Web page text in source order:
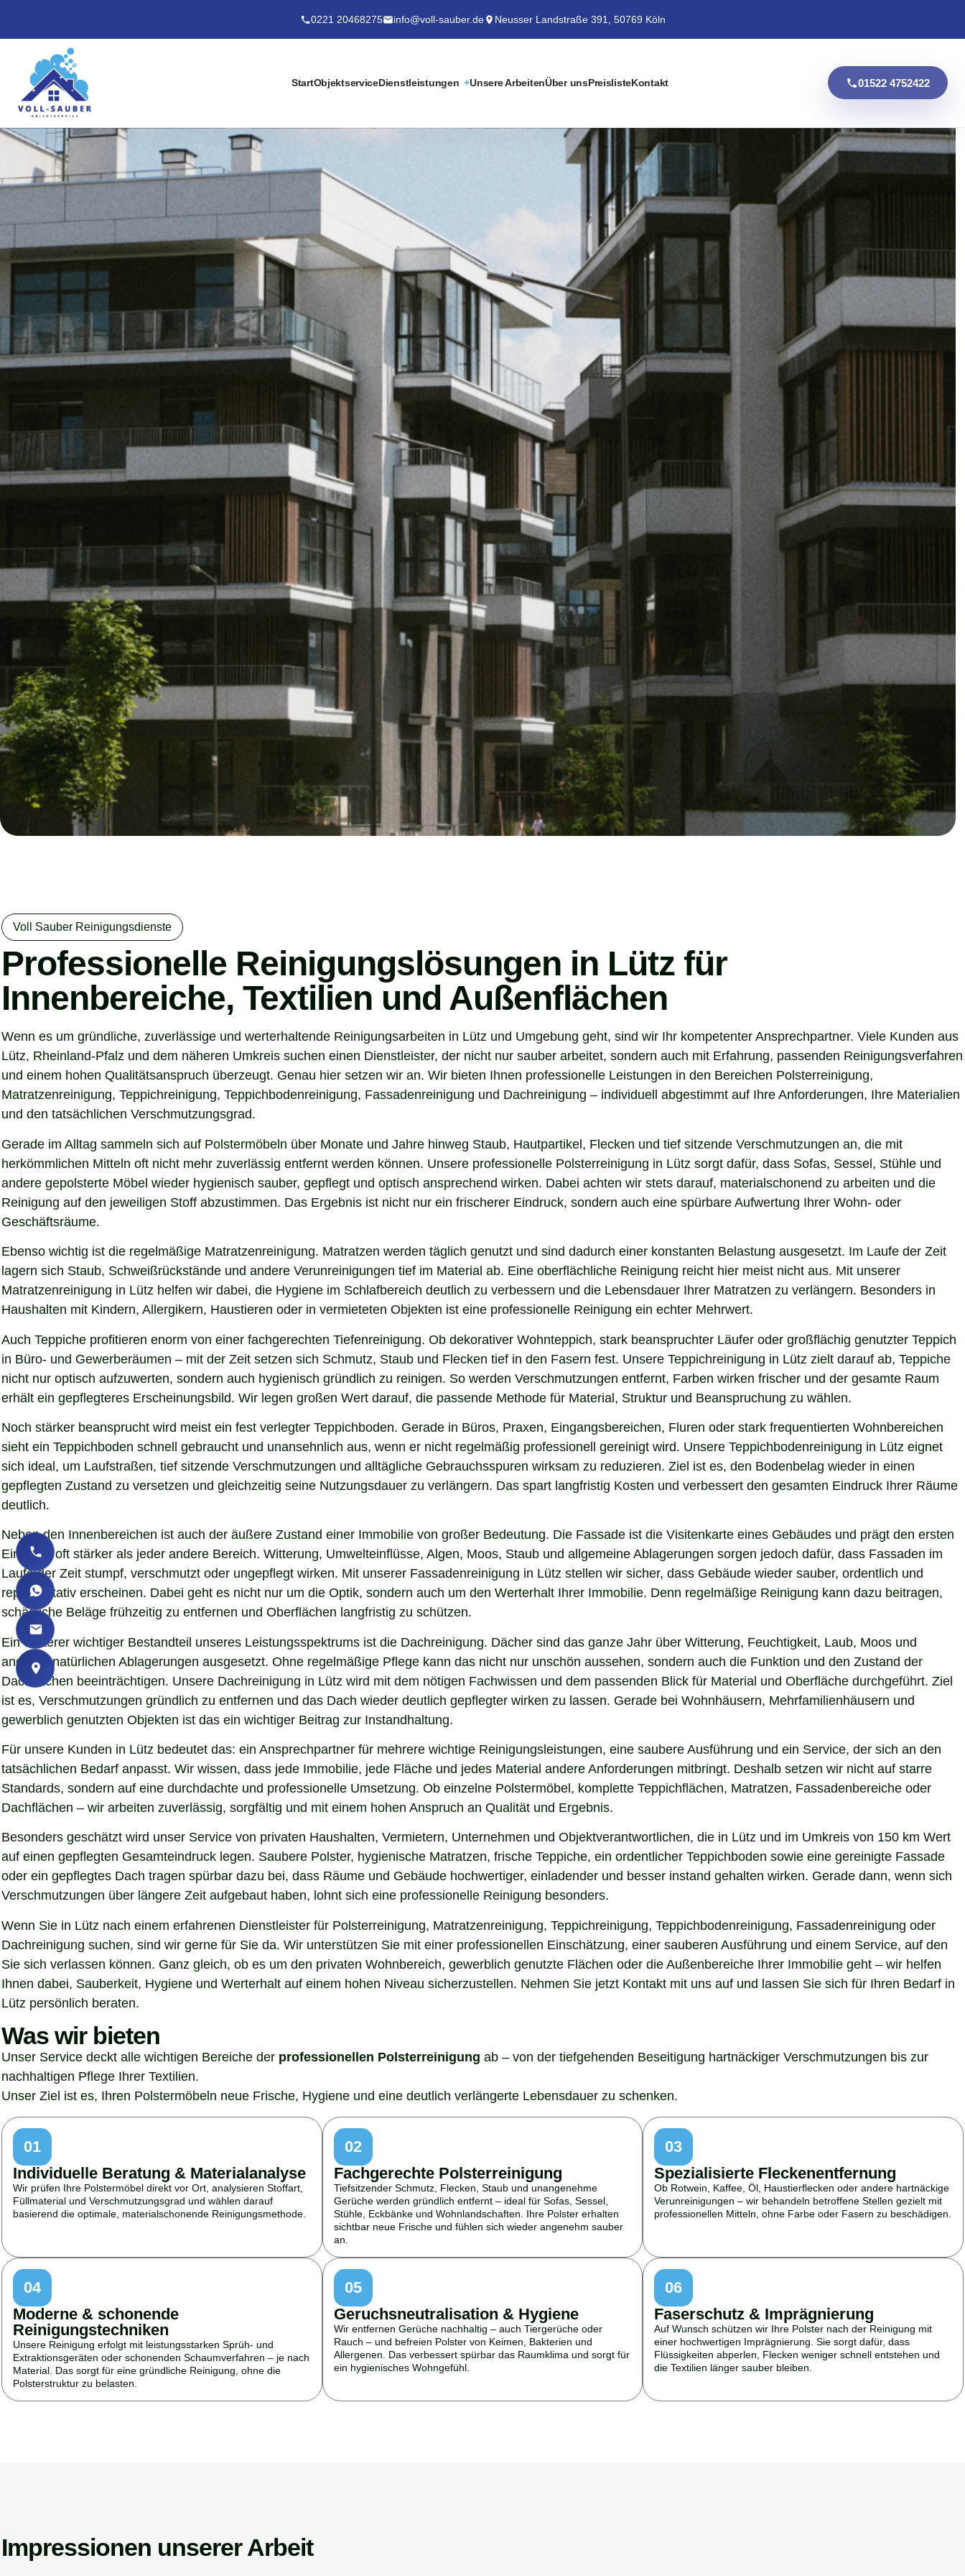
0221 20468275 info@voll-sauber.de Neusser Landstraße 391, 50769 Köln
StartObjektserviceDienstleistungen Unsere ArbeitenÜber unsPreislisteKontakt 01522 4752422
Voll Sauber Reinigungsdienste
Professionelle Reinigungslösungen in Lütz für
Innenbereiche, Textilien und Außenflächen
Wenn es um gründliche, zuverlässige und werterhaltende Reinigungsarbeiten in Lütz und Umgebung geht, sind wir Ihr kompetenter Ansprechpartner. Viele Kunden aus
Lütz, Rheinland-Pfalz und dem näheren Umkreis suchen einen Dienstleister, der nicht nur sauber arbeitet, sondern auch mit Erfahrung, passenden Reinigungsverfahren
und einem hohen Qualitätsanspruch überzeugt. Genau hier setzen wir an. Wir bieten Ihnen professionelle Leistungen in den Bereichen Polsterreinigung,
Matratzenreinigung, Teppichreinigung, Teppichbodenreinigung, Fassadenreinigung und Dachreinigung – individuell abgestimmt auf Ihre Anforderungen, Ihre Materialien
und den tatsächlichen Verschmutzungsgrad.
Gerade im Alltag sammeln sich auf Polstermöbeln über Monate und Jahre hinweg Staub, Hautpartikel, Flecken und tief sitzende Verschmutzungen an, die mit
herkömmlichen Mitteln oft nicht mehr zuverlässig entfernt werden können. Unsere professionelle Polsterreinigung in Lütz sorgt dafür, dass Sofas, Sessel, Stühle und
andere gepolsterte Möbel wieder hygienisch sauber, gepflegt und optisch ansprechend wirken. Dabei achten wir stets darauf, materialschonend zu arbeiten und die
Reinigung auf den jeweiligen Stoff abzustimmen. Das Ergebnis ist nicht nur ein frischerer Eindruck, sondern auch eine spürbare Aufwertung Ihrer Wohn- oder
Geschäftsräume.
Ebenso wichtig ist die regelmäßige Matratzenreinigung. Matratzen werden täglich genutzt und sind dadurch einer konstanten Belastung ausgesetzt. Im Laufe der Zeit
lagern sich Staub, Schweißrückstände und andere Verunreinigungen tief im Material ab. Eine oberflächliche Reinigung reicht hier meist nicht aus. Mit unserer
Matratzenreinigung in Lütz helfen wir dabei, die Hygiene im Schlafbereich deutlich zu verbessern und die Lebensdauer Ihrer Matratzen zu verlängern. Besonders in
Haushalten mit Kindern, Allergikern, Haustieren oder in vermieteten Objekten ist eine professionelle Reinigung ein echter Mehrwert.
Auch Teppiche profitieren enorm von einer fachgerechten Tiefenreinigung. Ob dekorativer Wohnteppich, stark beanspruchter Läufer oder großflächig genutzter Teppich
in Büro- und Gewerberäumen – mit der Zeit setzen sich Schmutz, Staub und Flecken tief in den Fasern fest. Unsere Teppichreinigung in Lütz zielt darauf ab, Teppiche
nicht nur optisch aufzuwerten, sondern auch hygienisch gründlich zu reinigen. So werden Verschmutzungen entfernt, Farben wirken frischer und der gesamte Raum
erhält ein gepflegteres Erscheinungsbild. Wir legen großen Wert darauf, die passende Methode für Material, Struktur und Beanspruchung zu wählen.
Noch stärker beansprucht wird meist ein fest verlegter Teppichboden. Gerade in Büros, Praxen, Eingangsbereichen, Fluren oder stark frequentierten Wohnbereichen
sieht ein Teppichboden schnell gebraucht und unansehnlich aus, wenn er nicht regelmäßig professionell gereinigt wird. Unsere Teppichbodenreinigung in Lütz eignet
sich ideal, um Laufstraßen, tief sitzende Verschmutzungen und alltägliche Gebrauchsspuren wirksam zu reduzieren. Ziel ist es, den Bodenbelag wieder in einen
gepflegten Zustand zu versetzen und gleichzeitig seine Nutzungsdauer zu verlängern. Das spart langfristig Kosten und verbessert den gesamten Eindruck Ihrer Räume
deutlich.
Neben den Innenbereichen ist auch der äußere Zustand einer Immobilie von großer Bedeutung. Die Fassade ist die Visitenkarte eines Gebäudes und prägt den ersten
Eindruck oft stärker als jeder andere Bereich. Witterung, Umwelteinflüsse, Algen, Moos, Staub und allgemeine Ablagerungen sorgen jedoch dafür, dass Fassaden im
Laufe der Zeit stumpf, verschmutzt oder ungepflegt wirken. Mit unserer Fassadenreinigung in Lütz stellen wir sicher, dass Gebäude wieder sauber, ordentlich und
repräsentativ erscheinen. Dabei geht es nicht nur um die Optik, sondern auch um den Werterhalt Ihrer Immobilie. Denn regelmäßige Reinigung kann dazu beitragen,
schädliche Beläge frühzeitig zu entfernen und Oberflächen langfristig zu schützen.
Ein weiterer wichtiger Bestandteil unseres Leistungsspektrums ist die Dachreinigung. Dächer sind das ganze Jahr über Witterung, Feuchtigkeit, Laub, Moos und
anderen natürlichen Ablagerungen ausgesetzt. Ohne regelmäßige Pflege kann das nicht nur unschön aussehen, sondern auch die Funktion und den Zustand der
Dachflächen beeinträchtigen. Unsere Dachreinigung in Lütz wird mit dem nötigen Fachwissen und dem passenden Blick für Material und Oberfläche durchgeführt. Ziel
ist es, Verschmutzungen gründlich zu entfernen und das Dach wieder deutlich gepflegter wirken zu lassen. Gerade bei Wohnhäusern, Mehrfamilienhäusern und
gewerblich genutzten Objekten ist das ein wichtiger Beitrag zur Instandhaltung.
Für unsere Kunden in Lütz bedeutet das: ein Ansprechpartner für mehrere wichtige Reinigungsleistungen, eine saubere Ausführung und ein Service, der sich an den
tatsächlichen Bedarf anpasst. Wir wissen, dass jede Immobilie, jede Fläche und jedes Material andere Anforderungen mitbringt. Deshalb setzen wir nicht auf starre
Standards, sondern auf eine durchdachte und professionelle Umsetzung. Ob einzelne Polstermöbel, komplette Teppichflächen, Matratzen, Fassadenbereiche oder
Dachflächen – wir arbeiten zuverlässig, sorgfältig und mit einem hohen Anspruch an Qualität und Ergebnis.
Besonders geschätzt wird unser Service von privaten Haushalten, Vermietern, Unternehmen und Objektverantwortlichen, die in Lütz und im Umkreis von 150 km Wert
auf einen gepflegten Gesamteindruck legen. Saubere Polster, hygienische Matratzen, frische Teppiche, ein ordentlicher Teppichboden sowie eine gereinigte Fassade
oder ein gepflegtes Dach tragen spürbar dazu bei, dass Räume und Gebäude hochwertiger, einladender und besser instand gehalten wirken. Gerade dann, wenn sich
Verschmutzungen über längere Zeit aufgebaut haben, lohnt sich eine professionelle Reinigung besonders.
Wenn Sie in Lütz nach einem erfahrenen Dienstleister für Polsterreinigung, Matratzenreinigung, Teppichreinigung, Teppichbodenreinigung, Fassadenreinigung oder
Dachreinigung suchen, sind wir gerne für Sie da. Wir unterstützen Sie mit einer professionellen Einschätzung, einer sauberen Ausführung und einem Service, auf den
Sie sich verlassen können. Ganz gleich, ob es um den privaten Wohnbereich, gewerblich genutzte Flächen oder die Außenbereiche Ihrer Immobilie geht – wir helfen
Ihnen dabei, Sauberkeit, Hygiene und Werterhalt auf einem hohen Niveau sicherzustellen. Nehmen Sie jetzt Kontakt mit uns auf und lassen Sie sich für Ihren Bedarf in
Lütz persönlich beraten.
Was wir bieten
Unser Service deckt alle wichtigen Bereiche der professionellen Polsterreinigung ab – von der tiefgehenden Beseitigung hartnäckiger Verschmutzungen bis zur
nachhaltigen Pflege Ihrer Textilien.
Unser Ziel ist es, Ihren Polstermöbeln neue Frische, Hygiene und eine deutlich verlängerte Lebensdauer zu schenken.
01
Individuelle Beratung & Materialanalyse
Wir prüfen Ihre Polstermöbel direkt vor Ort, analysieren Stoffart,
Füllmaterial und Verschmutzungsgrad und wählen darauf
basierend die optimale, materialschonende Reinigungsmethode.
02
Fachgerechte Polsterreinigung
Tiefsitzender Schmutz, Flecken, Staub und unangenehme
Gerüche werden gründlich entfernt – ideal für Sofas, Sessel,
Stühle, Eckbänke und Wohnlandschaften. Ihre Polster erhalten
sichtbar neue Frische und fühlen sich wieder angenehm sauber
an.
03
Spezialisierte Fleckenentfernung
Ob Rotwein, Kaffee, Öl, Haustierflecken oder andere hartnäckige
Verunreinigungen – wir behandeln betroffene Stellen gezielt mit
professionellen Mitteln, ohne Farbe oder Fasern zu beschädigen.
04
Moderne & schonende
Reinigungstechniken
Unsere Reinigung erfolgt mit leistungsstarken Sprüh- und
Extraktionsgeräten oder schonenden Schaumverfahren – je nach
Material. Das sorgt für eine gründliche Reinigung, ohne die
Polsterstruktur zu belasten.
05
Geruchsneutralisation & Hygiene
Wir entfernen Gerüche nachhaltig – auch Tiergerüche oder
Rauch – und befreien Polster von Keimen, Bakterien und
Allergenen. Das verbessert spürbar das Raumklima und sorgt für
ein hygienisches Wohngefühl.
06
Faserschutz & Imprägnierung
Auf Wunsch schützen wir Ihre Polster nach der Reinigung mit
einer hochwertigen Imprägnierung. Sie sorgt dafür, dass
Flüssigkeiten abperlen, Flecken weniger schnell entstehen und
die Textilien länger sauber bleiben.
Impressionen unserer Arbeit